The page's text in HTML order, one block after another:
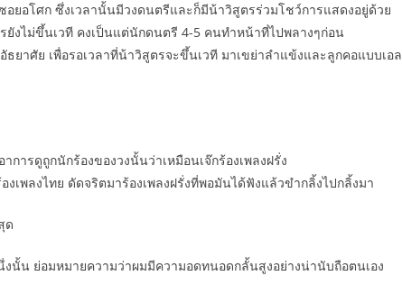
ยอโศก ซึ่งเวลานั้นมีวงดนตรีและก็มีน้าวิสูตรร่วมโชว์การแสดงอยู่ด้วย
งไม่ขึ้นเวที คงเป็นแต่นักดนตรี 4-5 คนทำหน้าที่ไปพลางๆก่อน
ยาศัย เพื่อรอเวลาที่น้าวิสูตรจะขึ้นเวที มาเขย่าลำแข้งและลูกคอแบบเอล
ารดูถูกนักร้องของวงนั้นว่าเหมือนเจ๊กร้องเพลงฝรั่ง
เพลงไทย ดัดจริตมาร้องเพลงฝรั่งที่พอมันได้ฟังแล้วขำกลิ้งไปกลิ้งมา
ด
นั้น ย่อมหมายความว่าผมมีความอดทนอดกลั้นสูงอย่างน่านับถือตนเอง